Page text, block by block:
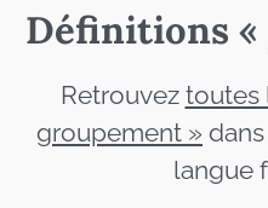
Définitions «
Retrouvez toutes
groupement »
langue